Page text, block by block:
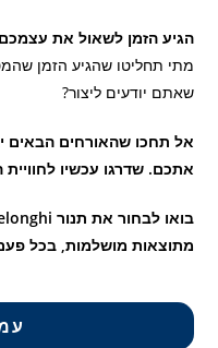
הגיע הזמן לשאול את
מתי תחליטו שהגיע הזמן
שאתם יודעים ליצור?
אל תחכו שהאורחים הבאים
אתכם. שדרגו עכשיו
מתוצאות מושלמות, בכל